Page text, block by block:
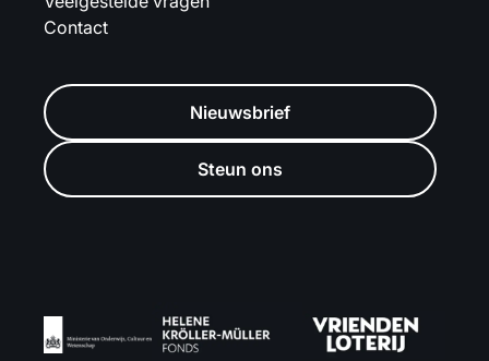
Contact
Nieuwsbrief
Steun ons